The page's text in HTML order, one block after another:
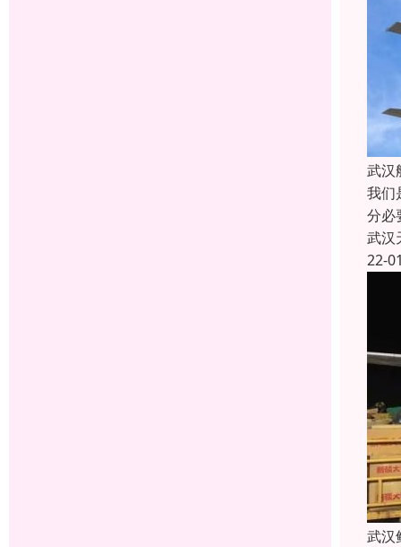
武汉
我们
分必
武汉
22-
武汉